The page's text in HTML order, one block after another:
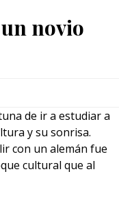
novio
de ir a estudiar a
y su sonrisa.
con un alemán fue
cultural que al